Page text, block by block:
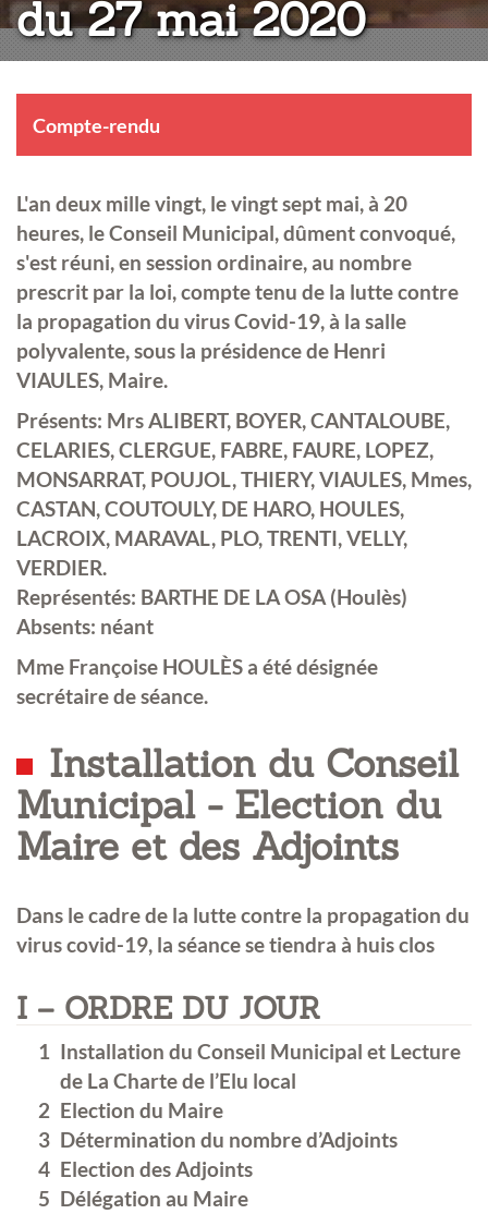
du 27 mai 2020
Compte-rendu
L'an deux mille vingt, le vingt sept mai, à 20
heures, le Conseil Municipal, dûment convoqué,
s'est réuni, en session ordinaire, au nombre
prescrit par la loi, compte tenu de la lutte contre
la propagation du virus Covid-19, à la salle
polyvalente, sous la présidence de Henri
VIAULES, Maire.
Présents: Mrs ALIBERT, BOYER, CANTALOUBE,
CELARIES, CLERGUE, FABRE, FAURE, LOPEZ,
MONSARRAT, POUJOL, THIERY, VIAULES, Mmes,
CASTAN, COUTOULY, DE HARO, HOULES,
LACROIX, MARAVAL, PLO, TRENTI, VELLY,
VERDIER.
Représentés: BARTHE DE LA OSA (Houlès)
Absents: néant
Mme Françoise HOULÈS a été désignée
secrétaire de séance.
Installation du Conseil
Municipal - Election du
Maire et des Adjoints
Dans le cadre de la lutte contre la propagation du
virus covid-19, la séance se tiendra à huis clos
I – ORDRE DU JOUR
Installation du Conseil Municipal et Lecture
de La Charte de l’Elu local
Election du Maire
Détermination du nombre d’Adjoints
Election des Adjoints
Délégation au Maire